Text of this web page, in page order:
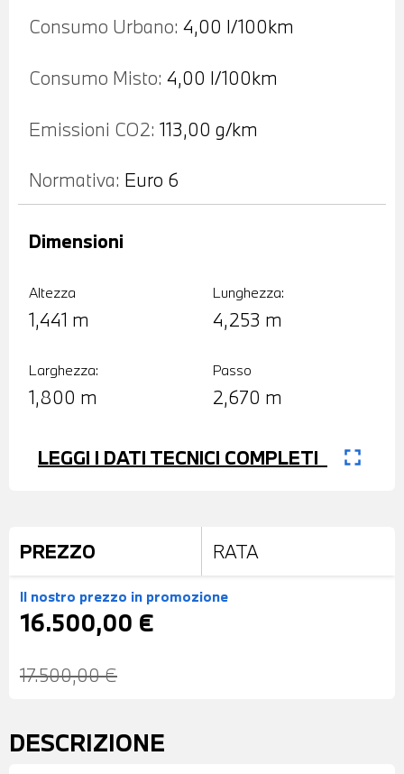
Consumo Urbano: 4,00 l/100km
Consumo Misto: 4,00 l/100km
Emissioni CO2: 113,00 g/km
Normativa: Euro 6
Altezza
1,441 m
Lunghezza:
4,253 m
Dimensioni
Larghezza:
1,800 m
Passo
2,670 m
LEGGI I DATI TECNICI COMPLETI fullscreen
PREZZO RATA
Il nostro prezzo in promozione
16.500,00 €
17.500,00 €
DESCRIZIONE